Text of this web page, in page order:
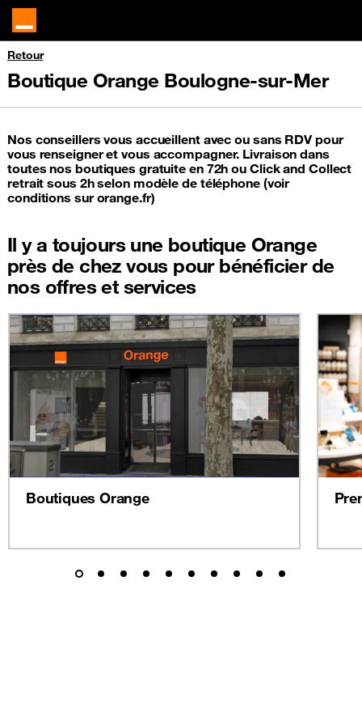
Retour
Boutique Orange Boulogne-sur-Mer
Nos conseillers vous accueillent avec ou sans RDV pour
vous renseigner et vous accompagner. Livraison dans
toutes nos boutiques gratuite en 72h ou Click and Collect
retrait sous 2h selon modèle de téléphone (voir
conditions sur orange.fr)
Il y a toujours une boutique Orange
près de chez vous pour bénéficier de
nos offres et services
Boutiques Orange